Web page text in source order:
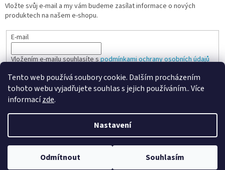
Tento web používá soubory cookie. Dalším procházením
tohoto webu vyjadřujete souhlas s jejich používáním.. Více
informacízde.
Nastavení
Odmítnout Souhlasím
Vložte svůj e-mail a my vám budeme zasílat informace o nových
produktech na našem e-shopu.
E-mail
Vložením e-mailu souhlasíte spodmínkami ochrany osobních údajů
PŘIHLÁSIT SE
Vytvořil Shoptet
Copyright 2026Spokojená kancelář . Všechna práva vyhrazena.